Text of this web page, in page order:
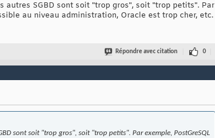
autres SGBD sont soit "trop gros", soit "trop petits". Par
au niveau administration, Oracle est trop cher, etc.
Répondre avec citation 0
sont soit "trop gros", soit "trop petits". Par exemple, PostGreSQL